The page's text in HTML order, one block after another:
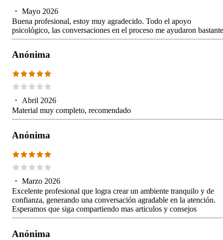
・ Mayo 2026
Buena profesional, estoy muy agradecido. Todo el apoyo
psicológico, las conversaciones en el proceso me ayudaron
Anónima
・ Abril 2026
Material muy completo, recomendado
Anónima
・ Marzo 2026
Excelente profesional que logra crear un ambiente tranquilo y de
confianza, generando una conversación agradable en la atención.
Esperamos que siga compartiendo mas articulos y consejos
Anónima